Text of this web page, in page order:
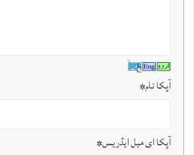
آپکا نام*
آپکا ای میل ایڈریس*